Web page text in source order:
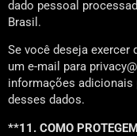
dado pessoal
Brasil.
Se você deseja exercer
um e-mail para
informações adicionais
desses dados.
**11. COMO